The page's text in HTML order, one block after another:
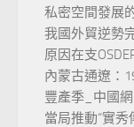
私密空間發展
我國外貿逆勢
原因在支
內蒙古通遼：
豐產季_中國網
當局推動“實